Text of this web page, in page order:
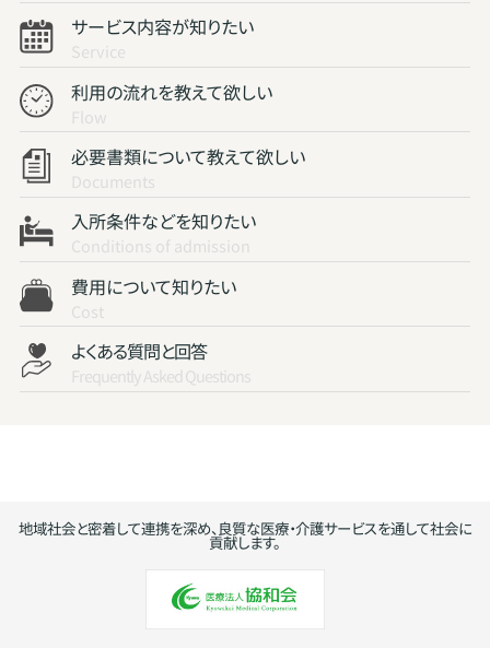
サービス内容が知りたい
Service
利用の流れを教えて欲しい
Flow
必要書類について教えて欲しい
Documents
入所条件などを知りたい
Conditions of admission
費用について知りたい
Cost
よくある質問と回答
Frequently Asked Questions
地域社会と密着して連携を深め、良質な医療・介護サービスを通して社会に
貢献します。